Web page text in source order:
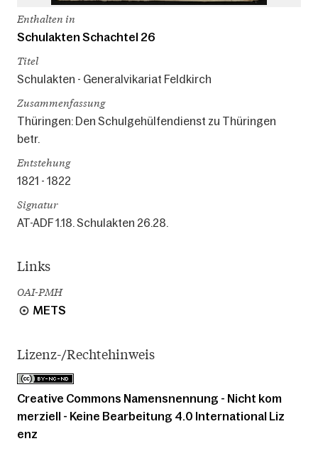
Enthalten in
Schulakten Schachtel 26
Titel
Schulakten - Generalvikariat Feldkirch
Zusammenfassung
Thüringen: Den Schulgehülfendienst zu Thüringen
betr.
Entstehung
1821 - 1822
Signatur
AT-ADF 1.18. Schulakten 26.28.
Links
OAI-PMH
METS
Lizenz-/Rechtehinweis
Creative Commons Namensnennung - Nicht kom
merziell - Keine Bearbeitung 4.0 International Liz
enz